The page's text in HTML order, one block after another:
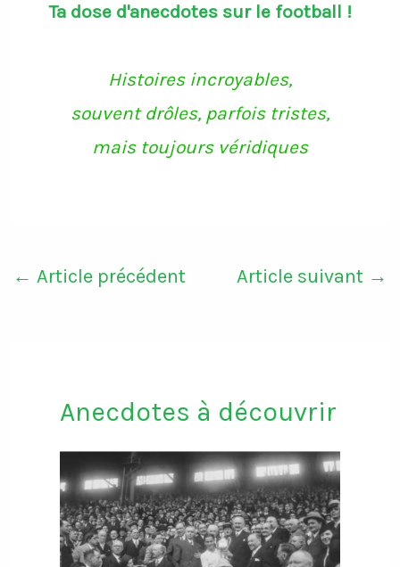
e
t
t
m
T
Ta dose d'anecdotes sur le football !
Histoires incroyables,
souvent drôles, parfois tristes,
mais toujours véridiques
← Article précédent Article suivant →
Anecdotes à découvrir